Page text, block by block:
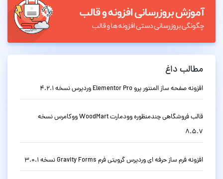
مطالب داغ
افزونه صفحه ساز المنتور پرو Elementor Pro وردپرس نسخه 4.2.1
قالب فروشگاهی چندمنظوره وودمارت WoodMart ووکامرس نسخه
8.5.7
افزونه فرم ساز حرفه ای وردپرس گرویتی فرم Gravity Forms نسخه 3.0.1